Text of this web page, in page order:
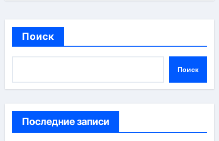
Поиск
Поиск
Последние записи